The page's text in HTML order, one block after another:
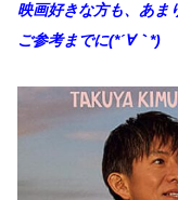
映画好きな方も、あま
ご参考までに(*´∀｀*)